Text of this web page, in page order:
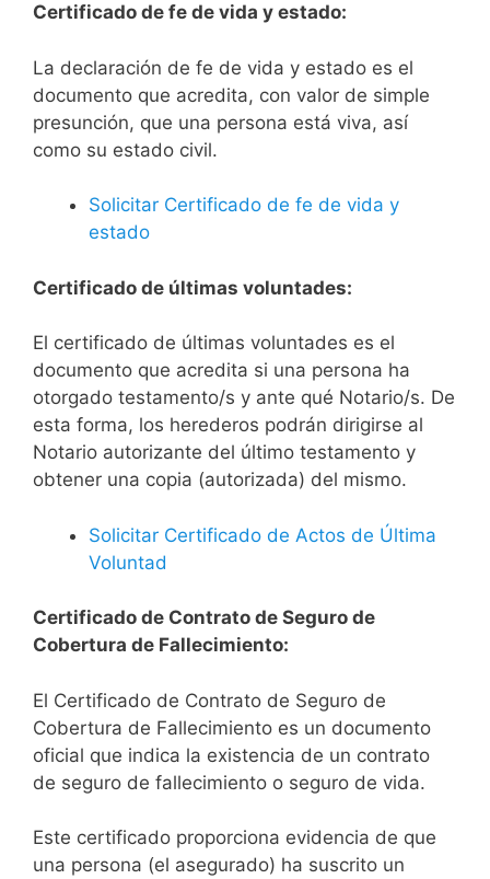
Certificado de fe de vida y estado:
La declaración de fe de vida y estado es el
documento que acredita, con valor de simple
presunción, que una persona está viva, así
como su estado civil.
Solicitar Certificado de fe de vida y
estado
Certificado de últimas voluntades:
El certificado de últimas voluntades es el
documento que acredita si una persona ha
otorgado testamento/s y ante qué Notario/s. De
esta forma, los herederos podrán dirigirse al
Notario autorizante del último testamento y
obtener una copia (autorizada) del mismo.
Solicitar Certificado de Actos de Última
Voluntad
Certificado de Contrato de Seguro de
Cobertura de Fallecimiento:
El Certificado de Contrato de Seguro de
Cobertura de Fallecimiento es un documento
oficial que indica la existencia de un contrato
de seguro de fallecimiento o seguro de vida.
Este certificado proporciona evidencia de que
una persona (el asegurado) ha suscrito un